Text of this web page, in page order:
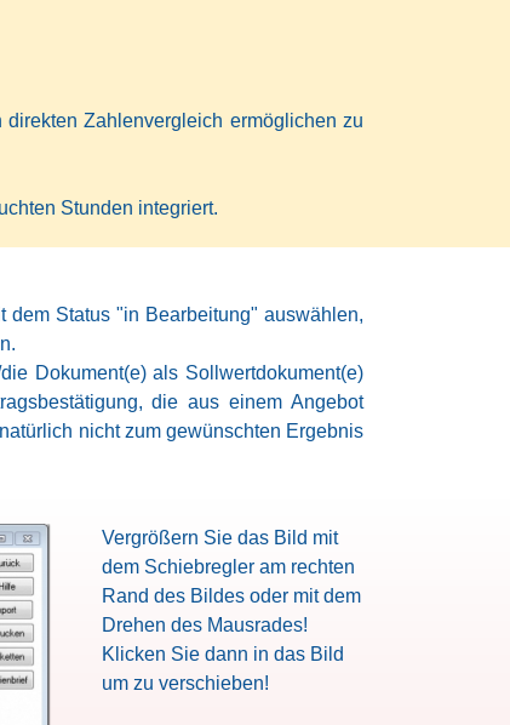
Zahlenvergleich ermöglichen zu
Stunden integriert.
dem Status "in Bearbeitung" auswählen,
Dokument(e) als Sollwertdokument(e)
die aus einem Angebot
nicht zum gewünschten Ergebnis
Vergrößern Sie das Bild mit
dem Schiebregler am rechten
Rand des Bildes oder mit dem
Drehen des Mausrades!
Klicken Sie dann in das Bild
um zu verschieben!